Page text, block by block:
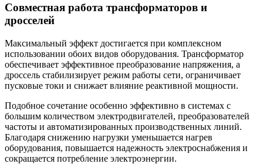
Совместная работа трансформаторов и
дросселей
Максимальный эффект достигается при комплексном
использовании обоих видов оборудования. Трансформатор
обеспечивает эффективное преобразование напряжения, а
дроссель стабилизирует режим работы сети, ограничивает
пусковые токи и снижает влияние реактивной мощности.
Подобное сочетание особенно эффективно в системах с
большим количеством электродвигателей, преобразователей
частоты и автоматизированных производственных линий.
Благодаря снижению нагрузки уменьшается нагрев
оборудования, повышается надежность электроснабжения и
сокращается потребление электроэнергии.